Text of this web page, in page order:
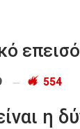
554
η